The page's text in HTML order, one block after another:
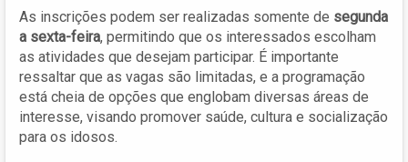
As inscrições podem ser realizadas somente de segunda
a sexta-feira, permitindo que os interessados escolham
as atividades que desejam participar. É importante
ressaltar que as vagas são limitadas, e a programação
está cheia de opções que englobam diversas áreas de
interesse, visando promover saúde, cultura e socialização
para os idosos.